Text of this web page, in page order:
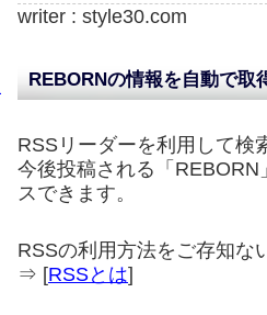
writer : style30.com
REBORNの情報を自動で取
RSSリーダーを利用して検
今後投稿される「 REBORN
スできます。
RSSの利用方法をご存知な
⇒ [RSSとは]